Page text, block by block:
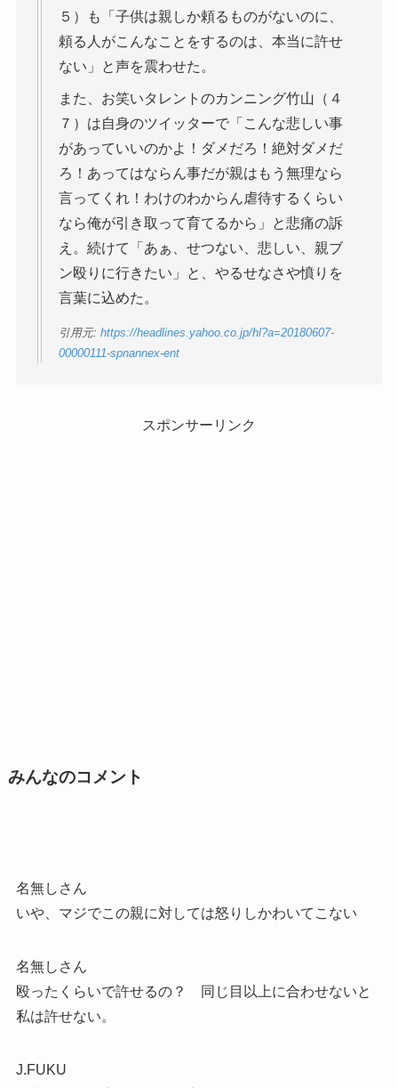
５）も「子供は親しか頼るものがないのに、
頼る人がこんなことをするのは、本当に許せ
ない」と声を震わせた。
また、お笑いタレントのカンニング竹山（４
７）は自身のツイッターで「こんな悲しい事
があっていいのかよ！ダメだろ！絶対ダメだ
ろ！あってはならん事だが親はもう無理なら
言ってくれ！わけのわからん虐待するくらい
なら俺が引き取って育てるから」と悲痛の訴
え。続けて「あぁ、せつない、悲しい、親ブ
ン殴りに行きたい」と、やるせなさや憤りを
言葉に込めた。
引用元: https://headlines.yahoo.co.jp/hl?a=20180607-
00000111-spnannex-ent
スポンサーリンク
みんなのコメント
名無しさん
いや、マジでこの親に対しては怒りしかわいてこない
名無しさん
殴ったくらいで許せるの？ 同じ目以上に合わせないと
私は許せない。
J.FUKU